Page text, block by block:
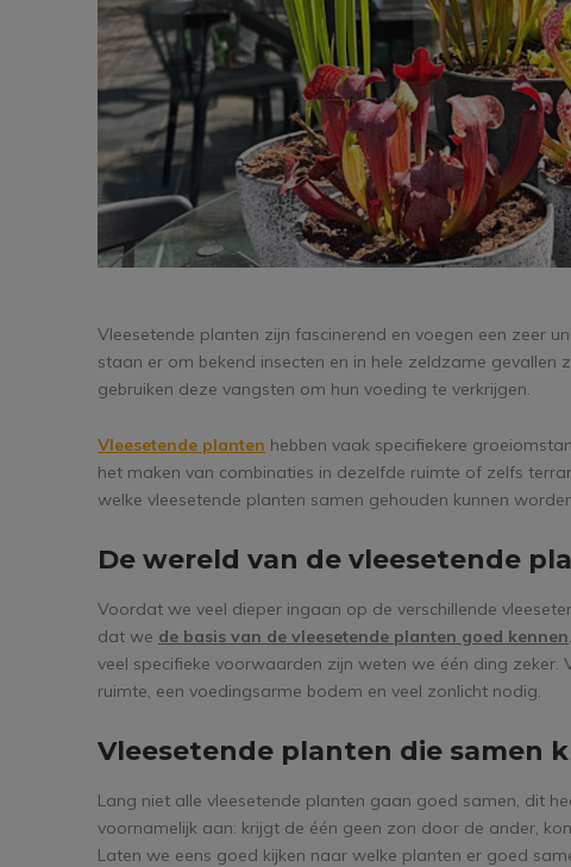
Vleesetende planten zijn fascinerend en voegen een zeer
staan er om bekend insecten en in hele zeldzame
gebruiken deze vangsten om hun voeding te verkrijgen.
Vleesetende planten hebben vaak specifiekere
het maken van combinaties in dezelfde ruimte of zelfs
welke vleesetende planten samen gehouden kunnen
De wereld van de vleesetende
Voordat we veel dieper ingaan op de verschillende
dat we de basis van de vleesetende planten goed kennen
veel specifieke voorwaarden zijn weten we één ding
ruimte, een voedingsarme bodem en veel zonlicht nodig.
Vleesetende planten die samen
Lang niet alle vleesetende planten gaan goed samen, dit
voornamelijk aan: krijgt de één geen zon door de ander,
Laten we eens goed kijken naar welke planten er goed